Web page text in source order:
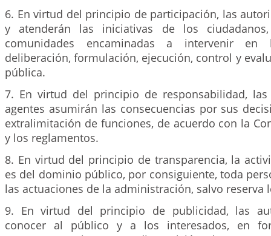
6. En virtud del principio de participación, las
y atenderán las iniciativas de los
comunidades encaminadas a intervenir
deliberación, formulación, ejecución, control y
pública.
7. En virtud del principio de responsabilidad,
agentes asumirán las consecuencias por sus
extralimitación de funciones, de acuerdo con la
y los reglamentos.
8. En virtud del principio de transparencia, la
es del dominio público, por consiguiente, toda
las actuaciones de la administración, salvo reserva
9. En virtud del principio de publicidad, las
conocer al público y a los interesados, en